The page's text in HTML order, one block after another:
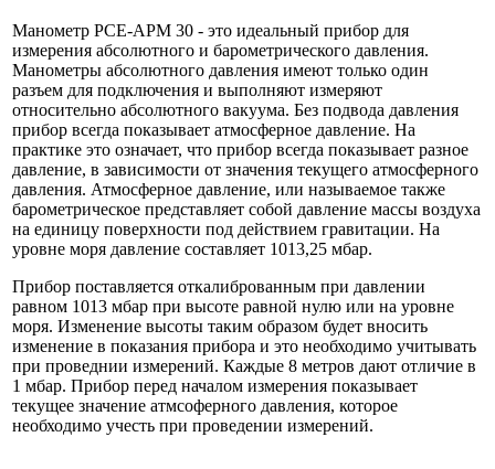
Манометр PCE-APM 30 - это идеальный прибор для
измерения абсолютного и барометрического давления.
Манометры абсолютного давления имеют только один
разъем для подключения и выполняют измеряют
относительно абсолютного вакуума. Без подвода давления
прибор всегда показывает атмосферное давление. На
практике это означает, что прибор всегда показывает разное
давление, в зависимости от значения текущего атмосферного
давления. Атмосферное давление, или называемое также
барометрическое представляет собой давление массы воздуха
на единицу поверхности под действием гравитации. На
уровне моря давление составляет 1013,25 мбар.
Прибор поставляется откалиброванным при давлении
равном 1013 мбар при высоте равной нулю или на уровне
моря. Изменение высоты таким образом будет вносить
изменение в показания прибора и это необходимо учитывать
при проведнии измерений. Каждые 8 метров дают отличие в
1 мбар. Прибор перед началом измерения показывает
текущее значение атмсоферного давления, которое
необходимо учесть при проведении измерений.